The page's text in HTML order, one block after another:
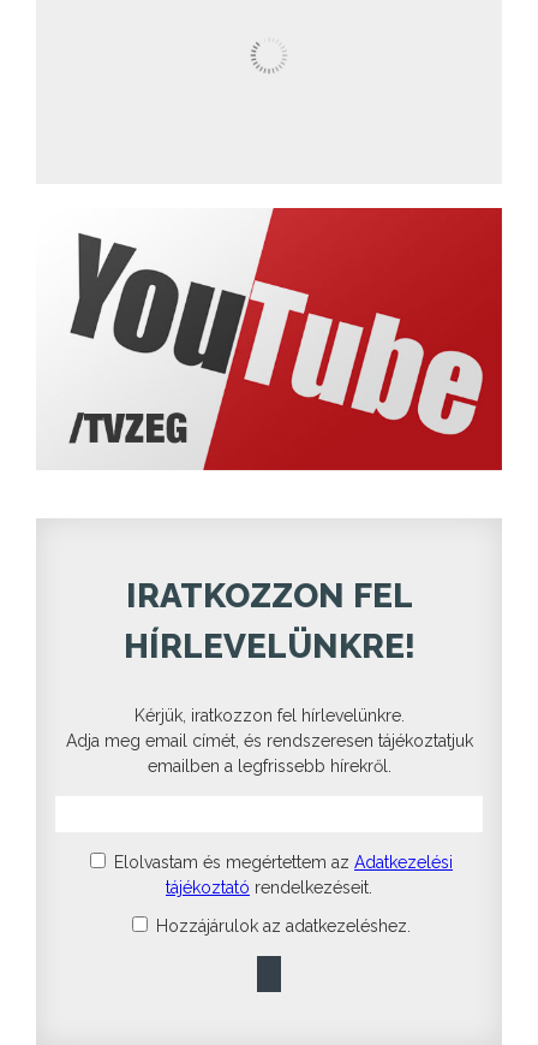
IRATKOZZON FEL
HÍRLEVELÜNKRE!
Kérjük, iratkozzon fel hírlevelünkre.
Adja meg email címét, és rendszeresen tájékoztatjuk
emailben a legfrissebb hírekről.
Elolvastam és megértettem az Adatkezelési
tájékoztató rendelkezéseit.
Hozzájárulok az adatkezeléshez.